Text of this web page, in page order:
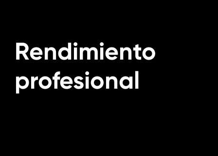
Rendimiento
profesional